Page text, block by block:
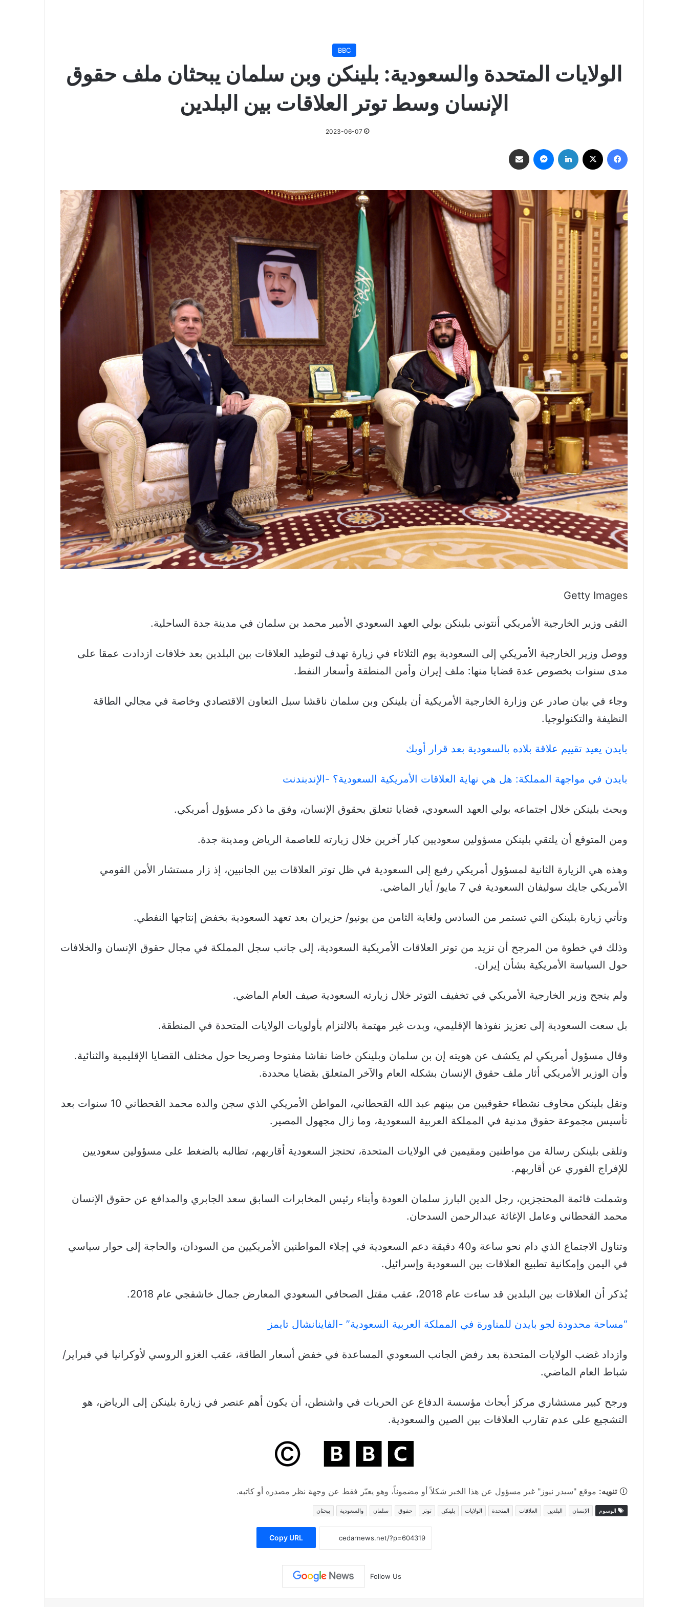
BBC
الولايات المتحدة والسعودية: بلينكن وبن سلمان يبحثان ملف حقوق
الإنسان وسط توتر العلاقات بين البلدين
2023-06-07
فيسبوك لينكدإن ماسنجر
Getty Images
التقى وزير الخارجية الأمريكي أنتوني بلينكن بولي العهد السعودي الأمير محمد بن سلمان في مدينة جدة الساحلية.
ووصل وزير الخارجية الأمريكي إلى السعودية يوم الثلاثاء في زيارة تهدف لتوطيد العلاقات بين البلدين بعد خلافات ازدادت عمقا على
مدى سنوات بخصوص عدة قضايا منها: ملف إيران وأمن المنطقة وأسعار النفط.
وجاء في بيان صادر عن وزارة الخارجية الأمريكية أن بلينكن وبن سلمان ناقشا سبل التعاون الاقتصادي وخاصة في مجالي الطاقة
النظيفة والتكنولوجيا.
بايدن يعيد تقييم علاقة بلاده بالسعودية بعد قرار أوبك
بايدن في مواجهة المملكة: هل هي نهاية العلاقات الأمريكية السعودية؟ -الإندبندنت
وبحث بلينكن خلال اجتماعه بولي العهد السعودي، قضايا تتعلق بحقوق الإنسان، وفق ما ذكر مسؤول أمريكي.
ومن المتوقع أن يلتقي بلينكن مسؤولين سعوديين كبار آخرين خلال زيارته للعاصمة الرياض ومدينة جدة.
وهذه هي الزيارة الثانية لمسؤول أمريكي رفيع إلى السعودية في ظل توتر العلاقات بين الجانبين، إذ زار مستشار الأمن القومي
الأمريكي جايك سوليفان السعودية في 7 مايو/ أيار الماضي.
وتأتي زيارة بلينكن التي تستمر من السادس ولغاية الثامن من يونيو/ حزيران بعد تعهد السعودية بخفض إنتاجها النفطي.
وذلك في خطوة من المرجح أن تزيد من توتر العلاقات الأمريكية السعودية، إلى جانب سجل المملكة في مجال حقوق الإنسان والخلافات
حول السياسة الأمريكية بشأن إيران.
ولم ينجح وزير الخارجية الأمريكي في تخفيف التوتر خلال زيارته السعودية صيف العام الماضي.
بل سعت السعودية إلى تعزيز نفوذها الإقليمي، وبدت غير مهتمة بالالتزام بأولويات الولايات المتحدة في المنطقة.
وقال مسؤول أمريكي لم يكشف عن هويته إن بن سلمان وبلينكن خاضا نقاشا مفتوحا وصريحا حول مختلف القضايا الإقليمية والثنائية.
وأن الوزير الأمريكي أثار ملف حقوق الإنسان بشكله العام والآخر المتعلق بقضايا محددة.
ونقل بلينكن مخاوف نشطاء حقوقيين من بينهم عبد الله القحطاني، المواطن الأمريكي الذي سجن والده محمد القحطاني 10 سنوات بعد
تأسيس مجموعة حقوق مدنية في المملكة العربية السعودية، وما زال مجهول المصير.
وتلقى بلينكن رسالة من مواطنين ومقيمين في الولايات المتحدة، تحتجز السعودية أقاربهم، تطالبه بالضغط على مسؤولين سعوديين
للإفراج الفوري عن أقاربهم.
وشملت قائمة المحتجزين، رجل الدين البارز سلمان العودة وأبناء رئيس المخابرات السابق سعد الجابري والمدافع عن حقوق الإنسان
محمد القحطاني وعامل الإغاثة عبدالرحمن السدحان.
وتناول الاجتماع الذي دام نحو ساعة و40 دقيقة دعم السعودية في إجلاء المواطنين الأمريكيين من السودان، والحاجة إلى حوار سياسي
في اليمن وإمكانية تطبيع العلاقات بين السعودية وإسرائيل.
يُذكر أن العلاقات بين البلدين قد ساءت عام 2018، عقب مقتل الصحافي السعودي المعارض جمال خاشقجي عام 2018.
“مساحة محدودة لجو بايدن للمناورة في المملكة العربية السعودية” -الفاينانشال تايمز
وازداد غضب الولايات المتحدة بعد رفض الجانب السعودي المساعدة في خفض أسعار الطاقة، عقب الغزو الروسي لأوكرانيا في فبراير/
شباط العام الماضي.
ورجح كبير مستشاري مركز أبحاث مؤسسة الدفاع عن الحريات في واشنطن، أن يكون أهم عنصر في زيارة بلينكن إلى الرياض، هو
التشجيع على عدم تقارب العلاقات بين الصين والسعودية.
🛈تنويه: موقع "سيدر نيوز" غير مسؤول عن هذا الخبر شكلاً أو مضموناً، وهو يعبّر فقط عن وجهة نظر مصدره أو كاتبه.
الوسوم الإنسان البلدين العلاقات المتحدة الولايات بلينكن توتر حقوق سلمان والسعودية يبحثان
Copy URL
Follow Us